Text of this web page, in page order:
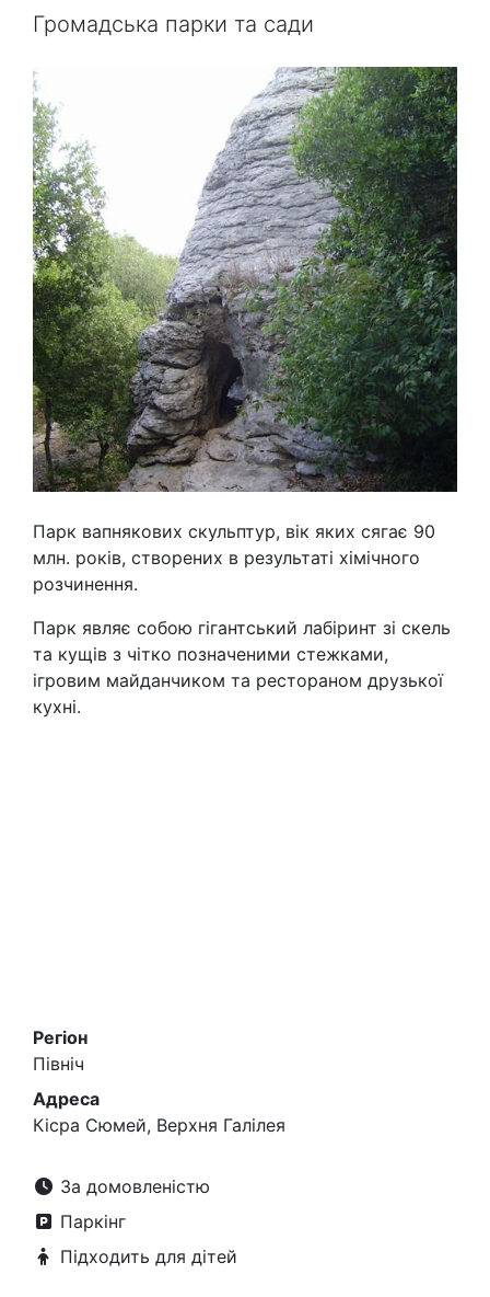
Громадська парки та сади
Парк вапнякових скульптур, вік яких сягає 90
млн. років, створених в результаті хімічного
розчинення.
Парк являє собою гігантський лабіринт зі скель
та кущів з чітко позначеними стежками,
ігровим майданчиком та рестораном друзької
кухні.
Регіон
Північ
Адреса
Кісра Сюмей, Верхня Галілея
За домовленістю
Паркінг
Підходить для дітей